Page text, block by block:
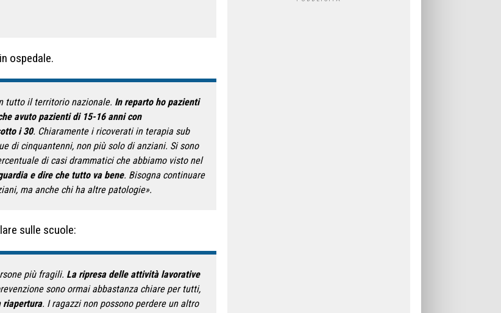
ospedale.
tutto il territorio nazionale. In reparto ho pazienti
avuto pazienti di 15-16 anni con
i 30. Chiaramente i ricoverati in terapia sub
di cinquantenni, non più solo di anziani. Si sono
di casi drammatici che abbiamo visto nel
e dire che tutto va bene. Bisogna continuare
ma anche chi ha altre patologie».
sulle scuole:
più fragili. La ripresa delle attività lavorative
sono ormai abbastanza chiare per tutti,
riapertura. I ragazzi non possono perdere un altro